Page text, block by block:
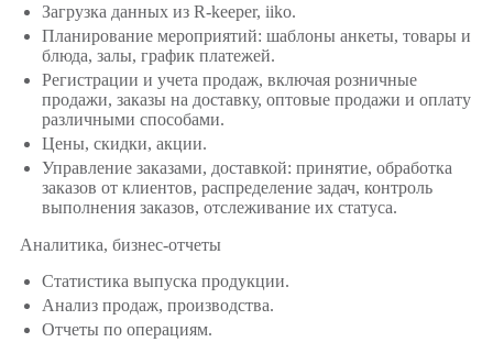
Загрузка данных из R-keeper, iiko.
Планирование мероприятий: шаблоны анкеты, товары и
блюда, залы, график платежей.
Регистрации и учета продаж, включая розничные
продажи, заказы на доставку, оптовые продажи и оплату
различными способами.
Цены, скидки, акции.
Управление заказами, доставкой: принятие, обработка
заказов от клиентов, распределение задач, контроль
выполнения заказов, отслеживание их статуса.
Аналитика, бизнес-отчеты
Статистика выпуска продукции.
Анализ продаж, производства.
Отчеты по операциям.